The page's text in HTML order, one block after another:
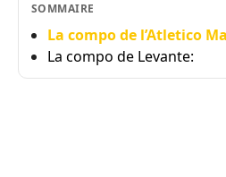
SOMMAIRE
La compo de l’Atletico
La compo de Levante: